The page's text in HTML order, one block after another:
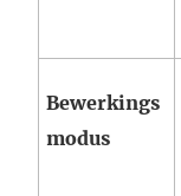
Bewerkings
modus